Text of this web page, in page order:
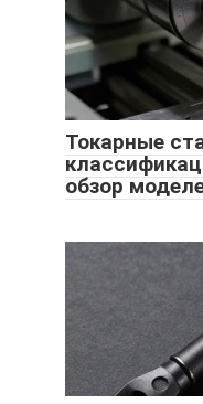
Токарные
обзор